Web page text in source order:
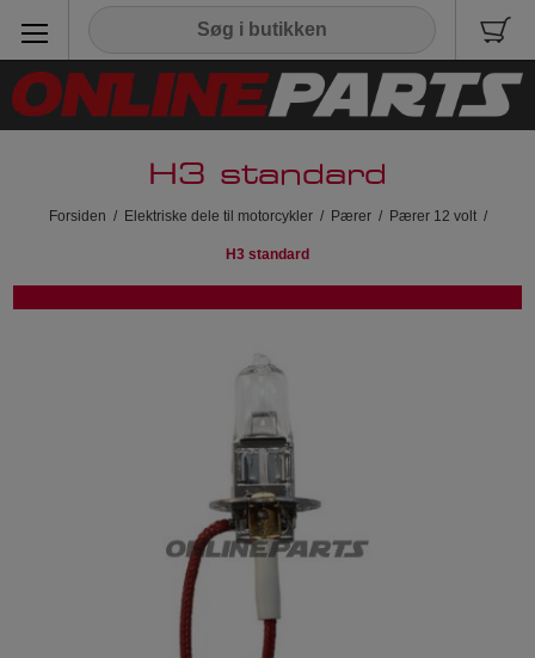
H3 standard
Forsiden / Elektriske dele til motorcykler / Pærer / Pærer 12 volt /
H3 standard